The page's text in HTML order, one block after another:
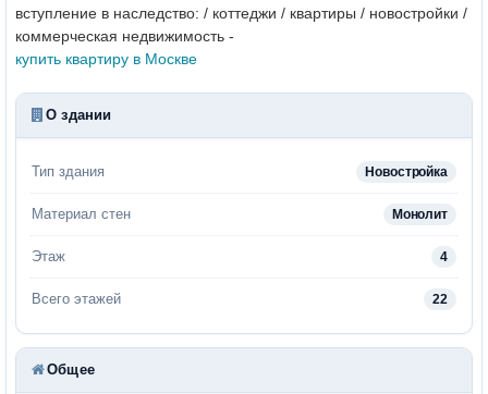
вступление в наследство: / коттеджи / квартиры / новостройки /
коммерческая недвижимость -
купить квартиру в Москве
О здании
Тип здания Новостройка
Материал стен Монолит
Этаж 4
Всего этажей 22
Общее